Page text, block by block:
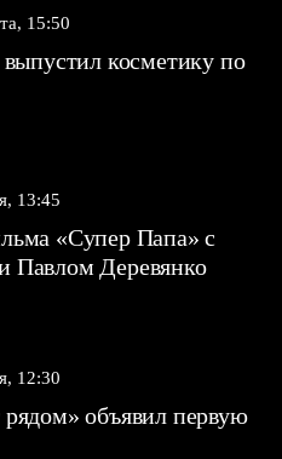
15:50
косметику по
13:45
«Супер Папа» с
Павлом Деревянко
12:30
объявил первую